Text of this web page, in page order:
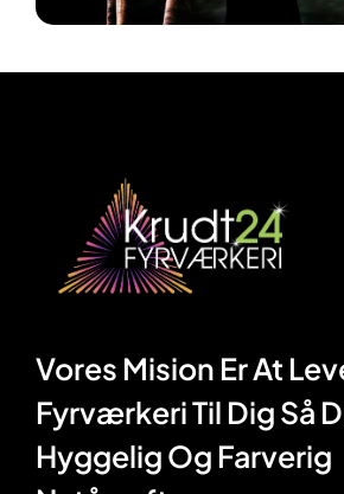
Vores Mision Er At
Fyrværkeri Til Dig Så
Hyggelig Og Farverig